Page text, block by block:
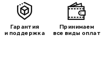
Гарантия
и поддержка
Принимаем
все виды оплат